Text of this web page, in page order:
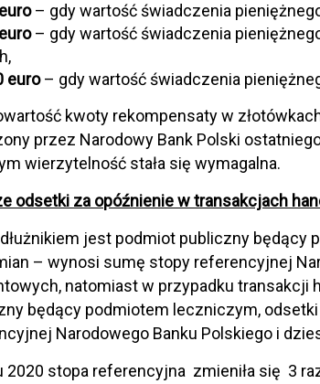
– gdy wartość świadczenia
– gdy wartość świadczenia
euro– gdy wartość świadczenia
kwoty rekompensaty w
przez Narodowy Bank Polski
wierzytelność stała się wymagalna.
odsetki za opóźnienie w transakcjach
jest podmiot publiczny
– wynosi sumę stopy referencyjnej
natomiast w przypadku transakcji
będący podmiotem leczniczym,
Narodowego Banku Polskiego i
2020 stopa referencyjna zmieniła się 3